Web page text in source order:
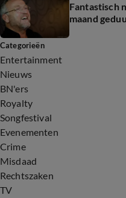
Fantastisch
maand
Categorieën
Entertainment
Nieuws
BN'ers
Royalty
Songfestival
Evenementen
Crime
Misdaad
Rechtszaken
TV